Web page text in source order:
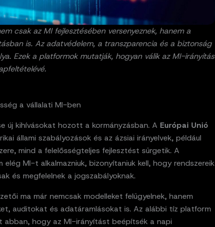
csak az MI fejlesztésében versenyeznek, hanem a
is. Az adatvédelem, a transzparencia és a biztonság
Ezek a platformok mutatják, hogyan válik az MI-irányítás
a vállalati MI-ben
új kihívásokat hozott a kormányzásban. A Európai Unió
állami szabályozások és az ázsiai irányelvek, például
mind a felelősségteljes fejlesztést sürgetik. A
elég MI-t alkalmazniuk, bizonyítaniuk kell, hogy rendszereik
és megfelelnek a jogszabályoknak.
ma már nemcsak modelleket felügyelnek, hanem
auditokat és adatáramlásokat is. Az alábbi tíz platform
abban, hogy az MI-irányítást beépítsék a napi